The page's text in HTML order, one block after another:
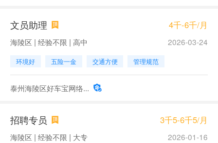
文员助理 4千-6千/月
海陵区 | 经验不限 | 高中 2026-03-24
环境好 五险一金 交通方便 管理规范
泰州海陵区好车宝网络...
招聘专员 3千5-6千5/月
海陵区 | 经验不限 | 大专 2026-01-16